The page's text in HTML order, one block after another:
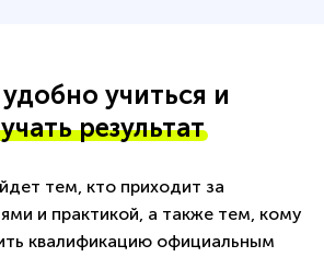
учиться и
результат
тем, кто приходит за
и практикой, а также тем, кому
квалификацию официальным